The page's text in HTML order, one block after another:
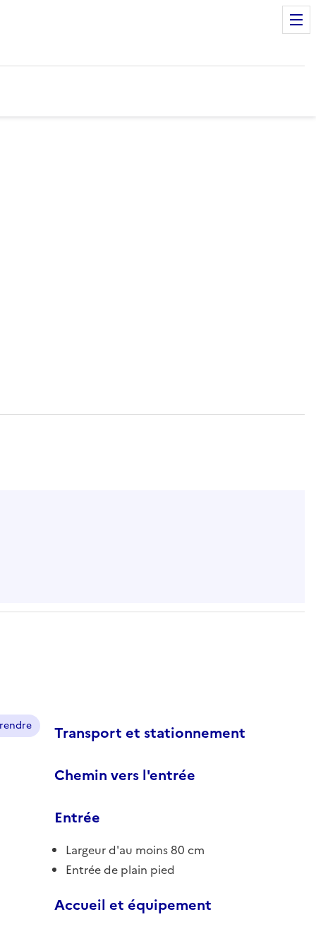
Transport et stationnement
Chemin vers l'entrée
Entrée
Largeur d'au moins 80 cm
Entrée de plain pied
Accueil et équipement